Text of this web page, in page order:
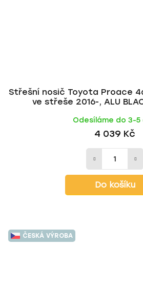
Střešní nosič Toyota Proace
ve střeše 2016-, ALU
Odesíláme do 3-5
4 039 Kč
Do košíku
ČESKÁ VÝROBA